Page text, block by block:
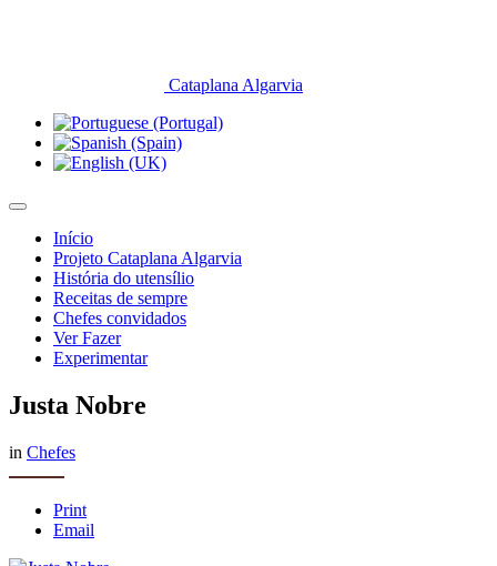
Cataplana Algarvia
Início
Projeto Cataplana Algarvia
História do utensílio
Receitas de sempre
Chefes convidados
Ver Fazer
Experimentar
Justa Nobre
in Chefes
Print
Email